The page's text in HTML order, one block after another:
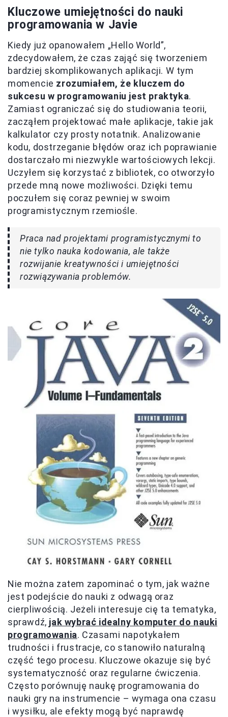
Kluczowe umiejętności do nauki
programowania w Javie
Kiedy już opanowałem „Hello World”,
zdecydowałem, że czas zająć się tworzeniem
bardziej skomplikowanych aplikacji. W tym
momencie zrozumiałem, że kluczem do
sukcesu w programowaniu jest praktyka.
Zamiast ograniczać się do studiowania teorii,
zacząłem projektować małe aplikacje, takie jak
kalkulator czy prosty notatnik. Analizowanie
kodu, dostrzeganie błędów oraz ich poprawianie
dostarczało mi niezwykle wartościowych lekcji.
Uczyłem się korzystać z bibliotek, co otworzyło
przede mną nowe możliwości. Dzięki temu
poczułem się coraz pewniej w swoim
programistycznym rzemiośle.
Praca nad projektami programistycznymi to
nie tylko nauka kodowania, ale także
rozwijanie kreatywności i umiejętności
rozwiązywania problemów.
Nie można zatem zapominać o tym, jak ważne
jest podejście do nauki z odwagą oraz
cierpliwością. Jeżeli interesuje cię ta tematyka,
sprawdź, jak wybrać idealny komputer do nauki
programowania. Czasami napotykałem
trudności i frustracje, co stanowiło naturalną
część tego procesu. Kluczowe okazuje się być
systematyczność oraz regularne ćwiczenia.
Często porównuję naukę programowania do
nauki gry na instrumencie – wymaga ona czasu
i wysiłku, ale efekty mogą być naprawdę